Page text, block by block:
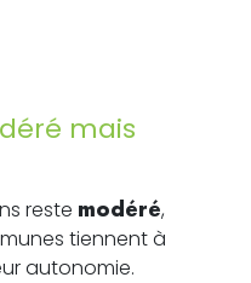
mais
reste modéré,
tiennent à
autonomie.